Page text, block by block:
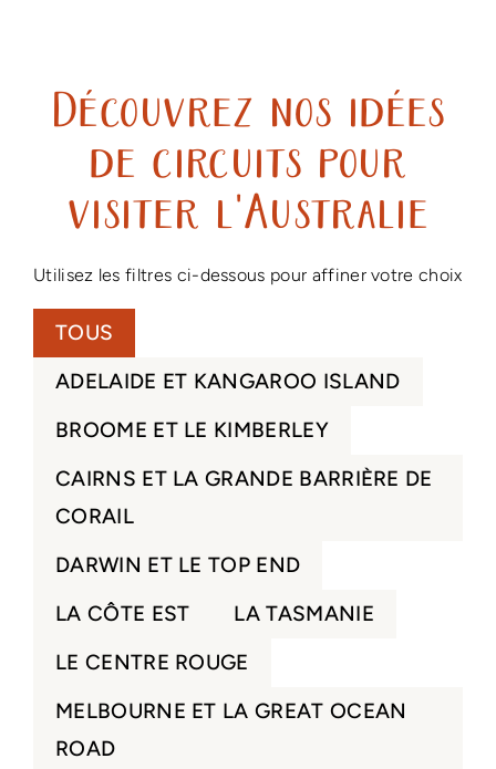
Découvrez nos idées
de circuits pour
visiter l'Australie
TOUS
ADELAIDE ET KANGAROO ISLAND
BROOME ET LE KIMBERLEY
CAIRNS ET LA GRANDE BARRIÈRE DE
CORAIL
DARWIN ET LE TOP END
LA CÔTE EST
LA TASMANIE
LE CENTRE ROUGE
MELBOURNE ET LA GREAT OCEAN
ROAD
Utilisez les filtres ci-dessous pour affiner votre choix